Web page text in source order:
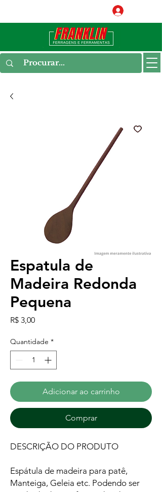
Espatula de
Madeira Redonda
Pequena
R$ 3,00Preço
Quantidade *
Adicionar ao carrinho
Comprar
DESCRIÇÃO DO PRODUTO
Espátula de madeira para patê,
Manteiga, Geleia etc. Podendo ser